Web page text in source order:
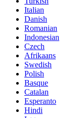
Italian
Danish
Romanian
Indonesian
Czech
Afrikaans
Swedish
Polish
Basque
Catalan
Esperanto
Hindi